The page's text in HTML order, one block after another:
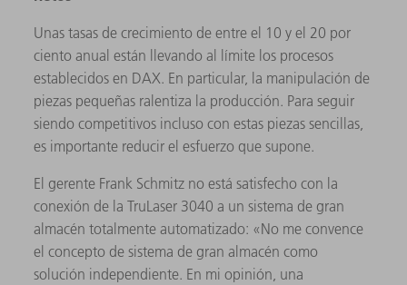
Unas tasas de crecimiento de entre el 10 y el 20 por
ciento anual están llevando al límite los procesos
establecidos en DAX. En particular, la manipulación de
piezas pequeñas ralentiza la producción. Para seguir
siendo competitivos incluso con estas piezas sencillas,
es importante reducir el esfuerzo que supone.
El gerente Frank Schmitz no está satisfecho con la
conexión de la TruLaser 3040 a un sistema de gran
almacén totalmente automatizado: «No me convence
el concepto de sistema de gran almacén como
solución independiente. En mi opinión, una